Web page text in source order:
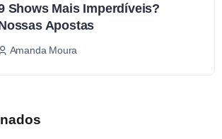
Shows Mais Imperdíveis?
Apostas
Amanda Moura